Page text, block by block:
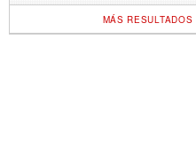
MÁS RESULTADOS